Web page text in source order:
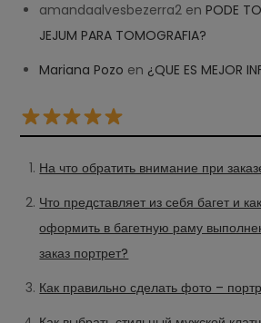
amandaalvesbezerra2 enPODE
JEJUM PARA TOMOGRAFIA?
Mariana Pozo en ¿QUE ES MEJOR
На что обратить внимание при
Что представляет из себя багет и
оформить в багетную раму
заказ портрет?
Как правильно сделать фото –